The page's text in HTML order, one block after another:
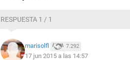
que habrá pasado en mi cuerpo
Gracias por leerlo y por contestarme!
Besos
RESPUESTA 1 / 1
marisolfl 7.292
17 jun 2015 a las 14:57